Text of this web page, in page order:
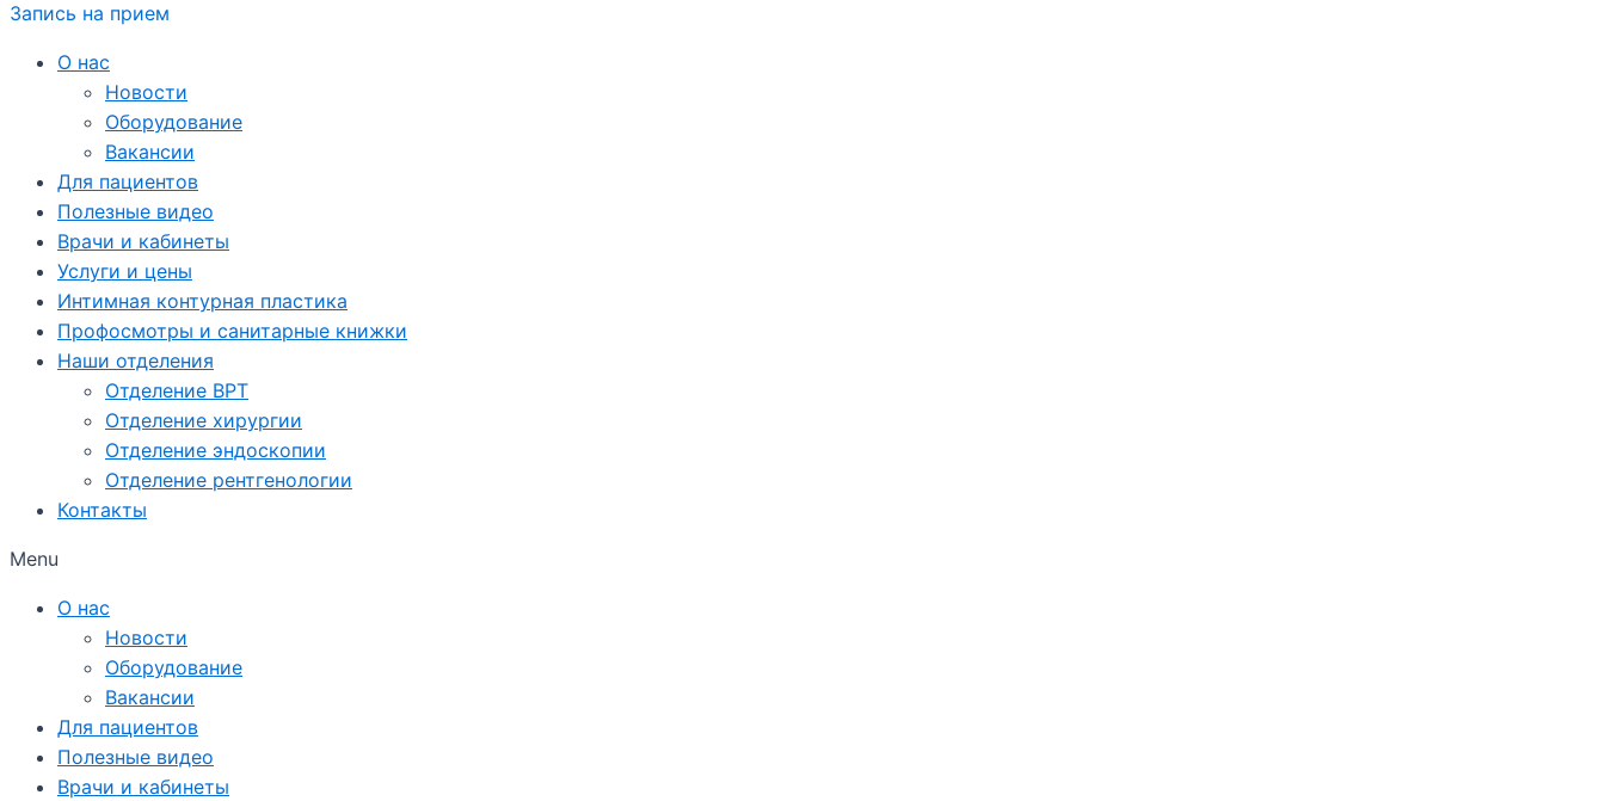
Запись на прием
О нас
Новости
Оборудование
Вакансии
Для пациентов
Полезные видео
Врачи и кабинеты
Услуги и цены
Интимная контурная пластика
Профосмотры и санитарные книжки
Наши отделения
Отделение ВРТ
Отделение хирургии
Отделение эндоскопии
Отделение рентгенологии
Контакты
Menu
О нас
Новости
Оборудование
Вакансии
Для пациентов
Полезные видео
Врачи и кабинеты